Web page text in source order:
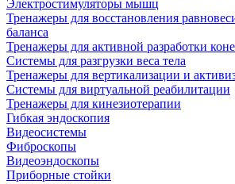
Электростимуляторы мышц
Тренажеры для восстановления
баланса
Тренажеры для активной разработки
Системы для разгрузки веса тела
Тренажеры для вертикализации и
Системы для виртуальной реабилитации
Тренажеры для кинезиотерапии
Гибкая эндоскопия
Видеосистемы
Фиброскопы
Видеоэндоскопы
Приборные стойки